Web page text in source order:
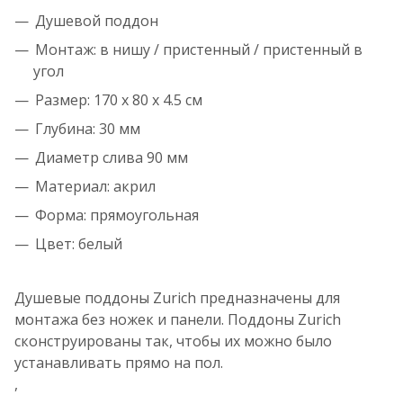
Душевой поддон
Монтаж: в нишу / пристенный / пристенный в
угол
Размер: 170 x 80 x 4.5 см
Глубина: 30 мм
Диаметр слива 90 мм
Материал: акрил
Форма: прямоугольная
Цвет: белый
Душевые поддоны Zurich предназначены для
монтажа без ножек и панели. Поддоны Zurich
сконструированы так, чтобы их можно было
устанавливать прямо на пол.
,